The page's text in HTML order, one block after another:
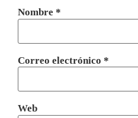
Nombre *
Correo electrónico *
Web